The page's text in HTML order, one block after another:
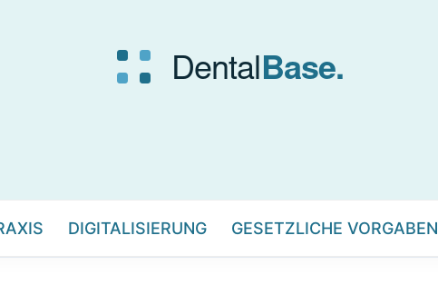
DIGITALISIERUNG GESETZLICHE VORGABEN